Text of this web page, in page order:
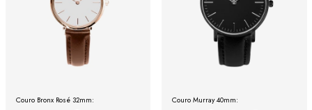
Couro Bronx Rosé 32mm: Couro Murray 40mm: